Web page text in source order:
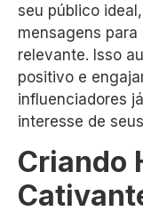
seu público
mensagens
relevante. Isso
positivo e
influenciadores
interesse de
Criando